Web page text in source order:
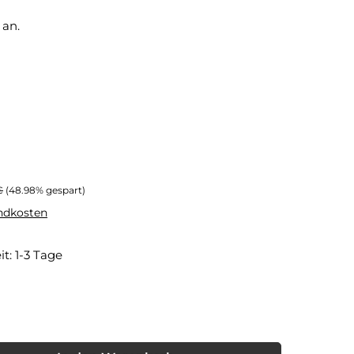
Preis:
(48.98% gespart)
1-3 Tage
Wert ein oder benutze die Schaltflächen um die